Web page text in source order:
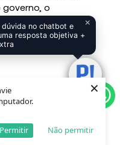
Não permitir
Permitir
×
governo, o
uma
afastamento do
ao cargo
sobre o governo
dúvida no chatbot e
resposta objetiva +
×